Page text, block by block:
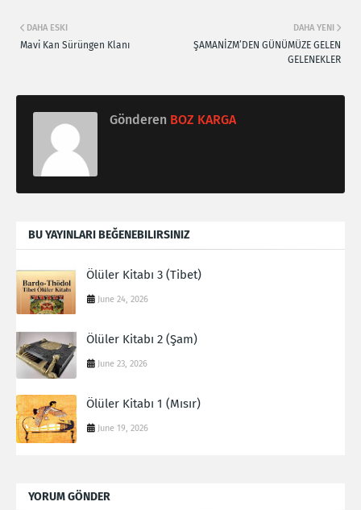
DAHA YENI
ŞAMANİZM’DEN GÜNÜMÜZE GELEN
GELENEKLER
DAHA ESKI
Mavi Kan Sürüngen Klanı
Gönderen BOZ KARGA
BU YAYINLARI BEĞENEBILIRSINIZ
Ölüler Kitabı 3 (Tibet)
June 24, 2026
Ölüler Kitabı 2 (Şam)
June 23, 2026
Ölüler Kitabı 1 (Mısır)
June 19, 2026
YORUM GÖNDER